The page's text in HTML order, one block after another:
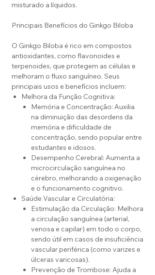
misturado a líquidos.
Principais Benefícios do Ginkgo Biloba
O Ginkgo Biloba é rico em compostos
antioxidantes, como flavonoides e
terpenoides, que protegem as células e
melhoram o fluxo sanguíneo. Seus
principais usos e benefícios incluem:
Melhora da Função Cognitiva:
Memória e Concentração: Auxilia
na diminuição das desordens da
memória e dificuldade de
concentração, sendo popular entre
estudantes e idosos.
Desempenho Cerebral: Aumenta a
microcirculação sanguínea no
cérebro, melhorando a oxigenação
e o funcionamento cognitivo.
Saúde Vascular e Circulatória:
Estimulação da Circulação: Melhora
a circulação sanguínea (arterial,
venosa e capilar) em todo o corpo,
sendo útil em casos de insuficiência
vascular periférica (como varizes e
úlceras varicosas).
Prevenção de Trombose: Ajuda a